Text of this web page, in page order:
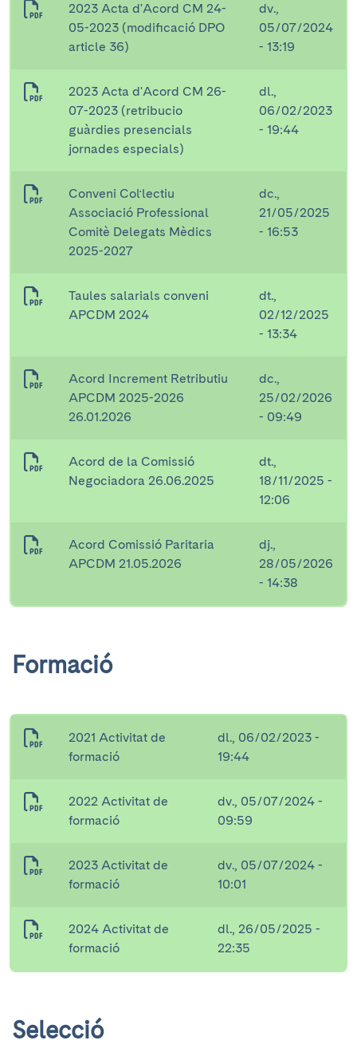
2023 Acta d'Acord CM 24-
05-2023 (modificació DPO
article 36)
dv.,
05/07/2024
- 13:19
2023 Acta d'Acord CM 26-
07-2023 (retribucio
guàrdies presencials
jornades especials)
dl.,
06/02/2023
- 19:44
Conveni Col·lectiu
Associació Professional
Comitè Delegats Mèdics
2025-2027
dc.,
21/05/2025
- 16:53
Taules salarials conveni
APCDM 2024
dt.,
02/12/2025
- 13:34
Acord Increment Retributiu
APCDM 2025-2026
26.01.2026
dc.,
25/02/2026
- 09:49
Acord de la Comissió
Negociadora 26.06.2025
dt.,
18/11/2025 -
12:06
Acord Comissió Paritaria
APCDM 21.05.2026
dj.,
28/05/2026
- 14:38
Formació
2021 Activitat de
formació
dl., 06/02/2023 -
19:44
2022 Activitat de
formació
dv., 05/07/2024 -
09:59
2023 Activitat de
formació
dv., 05/07/2024 -
10:01
2024 Activitat de
formació
dl., 26/05/2025 -
22:35
Selecció